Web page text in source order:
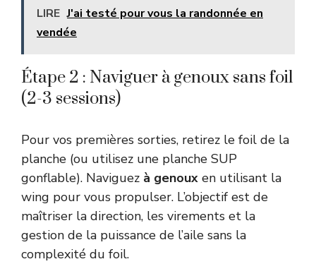
LIRE J'ai testé pour vous la randonnée en
vendée
Étape 2 : Naviguer à genoux sans foil
(2-3 sessions)
Pour vos premières sorties, retirez le foil de la
planche (ou utilisez une planche SUP
gonflable). Naviguez à genoux en utilisant la
wing pour vous propulser. L’objectif est de
maîtriser la direction, les virements et la
gestion de la puissance de l’aile sans la
complexité du foil.